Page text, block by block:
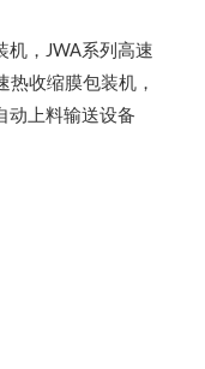
机，JWA系列高速
收缩膜包装机，
动上料输送设备